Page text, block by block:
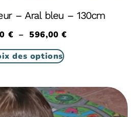
– Aral bleu – 130cm
€ – 596,00€
des options